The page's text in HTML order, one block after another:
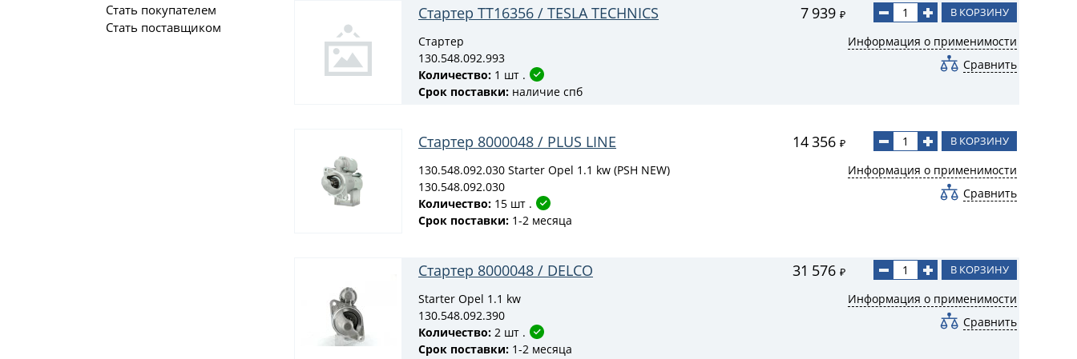
Стать покупателем
Стать поставщиком
Стартер TT16356 / TESLA TECHNICS 7 939 ₽ В КОРЗИНУ
Стартер
130.548.092.993
Количество: 1 шт .
Срок поставки: наличие спб
Информация о применимости
Сравнить
Стартер 8000048 / PLUS LINE 14 356 ₽ В КОРЗИНУ
130.548.092.030 Starter Opel 1.1 kw (PSH NEW)
130.548.092.030
Количество: 15 шт .
Срок поставки: 1-2 месяца
Информация о применимости
Сравнить
Стартер 8000048 / DELCO 31 576 ₽ В КОРЗИНУ
Starter Opel 1.1 kw
130.548.092.390
Количество: 2 шт .
Срок поставки: 1-2 месяца
Информация о применимости
Сравнить